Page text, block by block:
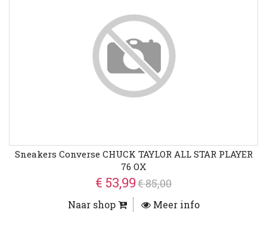
Sneakers Converse CHUCK TAYLOR ALL STAR PLAYER
76 OX
€ 53,99€ 85,00
Naar shop Meer info